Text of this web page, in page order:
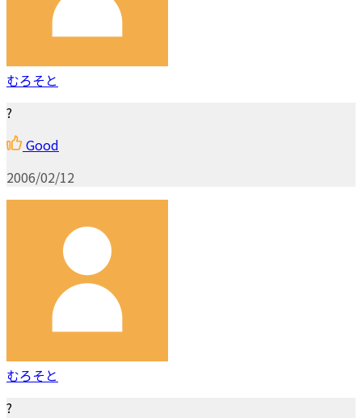
むろそと
?
Good
2006/02/12
むろそと
?